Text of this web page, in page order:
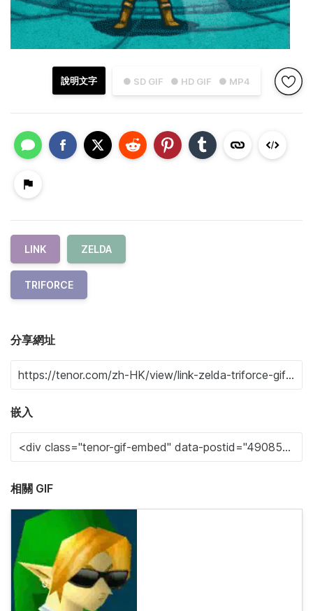
● SD GIF ● HD GIF ● MP4
說明文字
LINK ZELDA
TRIFORCE
分享網址
嵌入
相關 GIF